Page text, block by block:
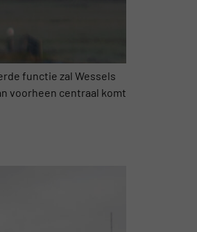
functie zal Wessels
voorheen centraal komt